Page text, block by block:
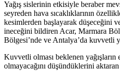
Yağış sislerinin etkisiyle beraber
seyreden hava sıcaklıklarının
kesimlerden başlayarak düşeceğini
ineceğini bildiren Acar, Marmara
Bölgesi’nde ve Antalya’da kuvvetli
Kuvvetli olması beklenen yağışların
olmayacağını düşündüklerini